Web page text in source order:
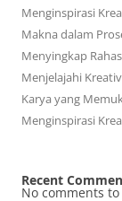
Menginspirasi
Makna dalam
Menyingkap
Menjelajahi
Karya yang
Menginspirasi
Recent
No comments to